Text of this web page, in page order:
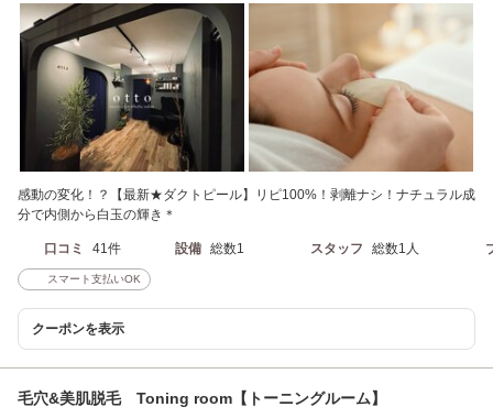
感動の変化！？【最新★ダクトピール】リピ100%！剥離ナシ！ナチュラル成
分で内側から白玉の輝き＊
口コミ 41件 設備 総数1 スタッフ 総数1人
スマート支払いOK
クーポンを表示
毛穴&美肌脱毛 Toning room【トーニングルーム】